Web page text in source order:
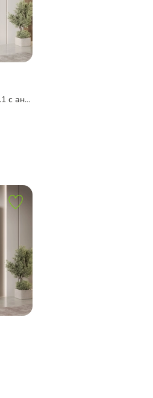
Распашной шкаф Дарио-1.1 с антресолью